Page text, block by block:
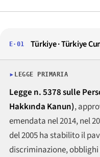
E·01 Türkiye · Türkiye
LEGGE PRIMARIA
Legge n. 5378 sulle
Hakkında Kanun),
emendata nel 2014, nel
del 2005 ha stabilito il
discriminazione,